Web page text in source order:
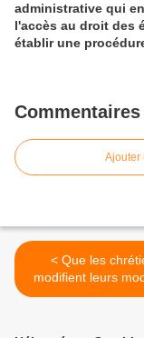
administrative qui
l'accès au droit des
établir une
Commentaires
Ajouter
< Que les chrétiens
modifient leurs
vie afin de donner